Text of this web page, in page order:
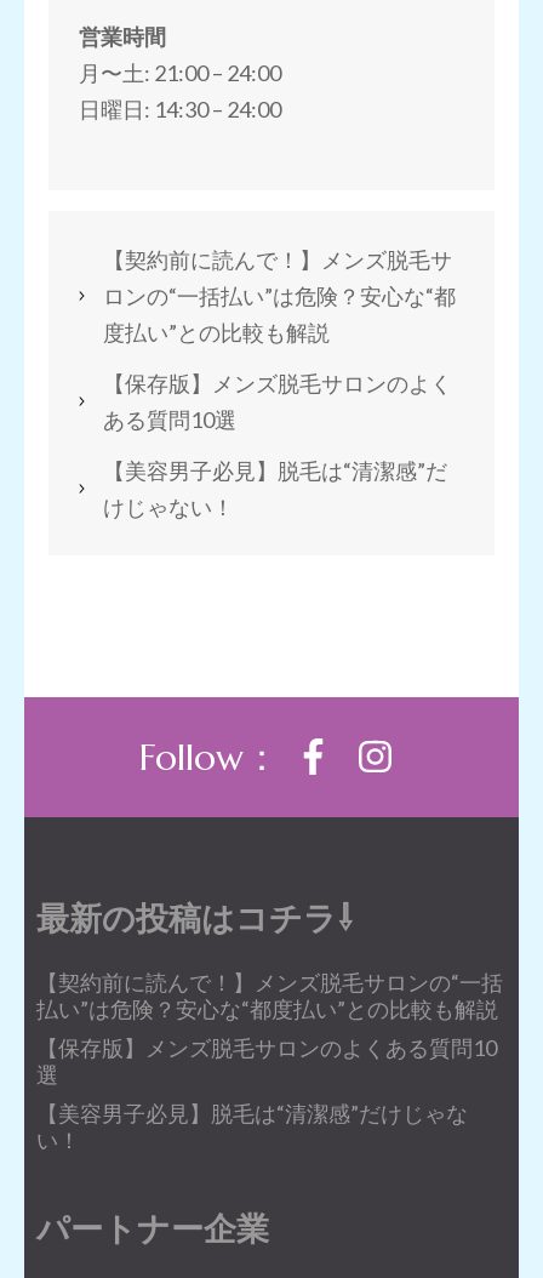
営業時間
月〜土: 21:00 – 24:00
日曜日: 14:30 – 24:00
【契約前に読んで！】メンズ脱毛サ
ロンの“一括払い”は危険？安心な“都
度払い”との比較も解説
【保存版】メンズ脱毛サロンのよく
ある質問10選
【美容男子必見】脱毛は“清潔感”だ
けじゃない！
Follow：
最新の投稿はコチラ⇩
【契約前に読んで！】メンズ脱毛サロンの“一括
払い”は危険？安心な“都度払い”との比較も解説
【保存版】メンズ脱毛サロンのよくある質問10
選
【美容男子必見】脱毛は“清潔感”だけじゃな
い！
パートナー企業